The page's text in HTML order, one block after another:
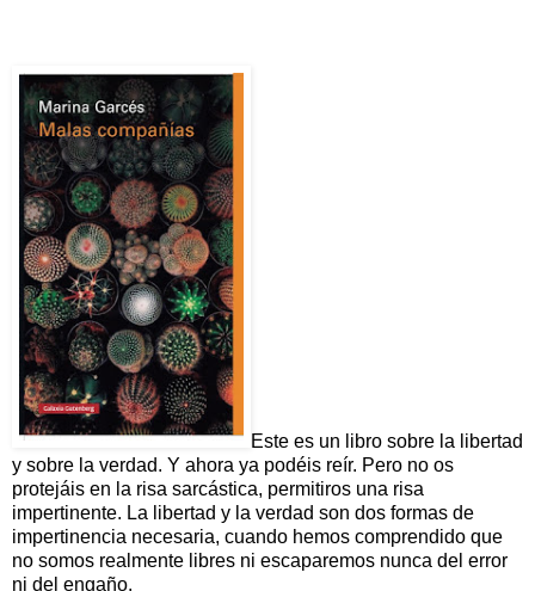
Este es un libro sobre la libertad
y sobre la verdad. Y ahora ya podéis reír. Pero no os
protejáis en la risa sarcástica, permitiros una risa
impertinente. La libertad y la verdad son dos formas de
impertinencia necesaria, cuando hemos comprendido que
no somos realmente libres ni escaparemos nunca del error
ni del engaño.